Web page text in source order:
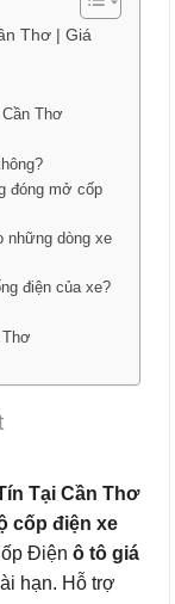
Thơ | Giá
Thơ
đóng mở cốp
những dòng xe
điện của xe?
Thơ
Tại Cần Thơ
cốp điện xe
Điện ô tô giá
hạn. Hỗ trợ